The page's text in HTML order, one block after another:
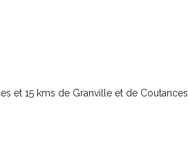
et 15 kms de Granville et de Coutances.